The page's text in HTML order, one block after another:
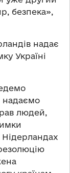
безпека»,
надає
Україні
надаємо
людей,
Нідерландах